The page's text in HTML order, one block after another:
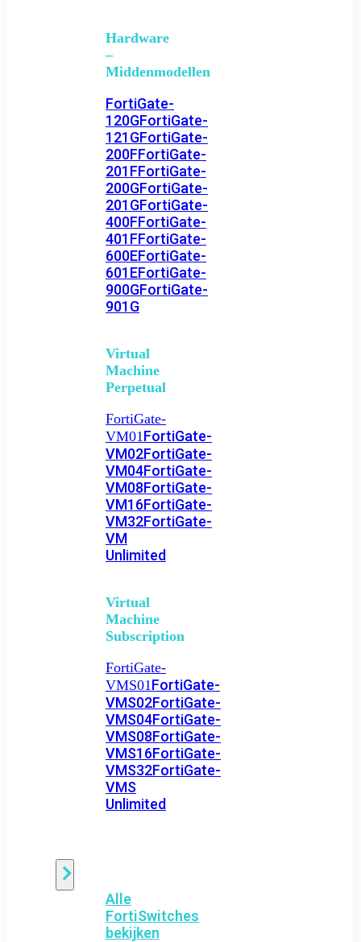
Hardware
–
Middenmodellen
FortiGate-
120GFortiGate-
121GFortiGate-
200FFortiGate-
201FFortiGate-
200GFortiGate-
201GFortiGate-
400FFortiGate-
401FFortiGate-
600EFortiGate-
601EFortiGate-
900GFortiGate-
901G
Virtual
Machine
Perpetual
FortiGate-
VM01FortiGate-
VM02FortiGate-
VM04FortiGate-
VM08FortiGate-
VM16FortiGate-
VM32FortiGate-
VM
Unlimited
Virtual
Machine
Subscription
FortiGate-
VMS01FortiGate-
VMS02FortiGate-
VMS04FortiGate-
VMS08FortiGate-
VMS16FortiGate-
VMS32FortiGate-
VMS
Unlimited
Alle
FortiSwitches
bekijken